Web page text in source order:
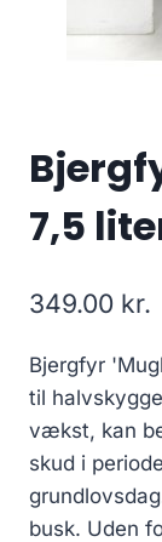
7,5
349.00 kr.
Bjergfyr
til
vækst, kan
skud i
busk. Uden